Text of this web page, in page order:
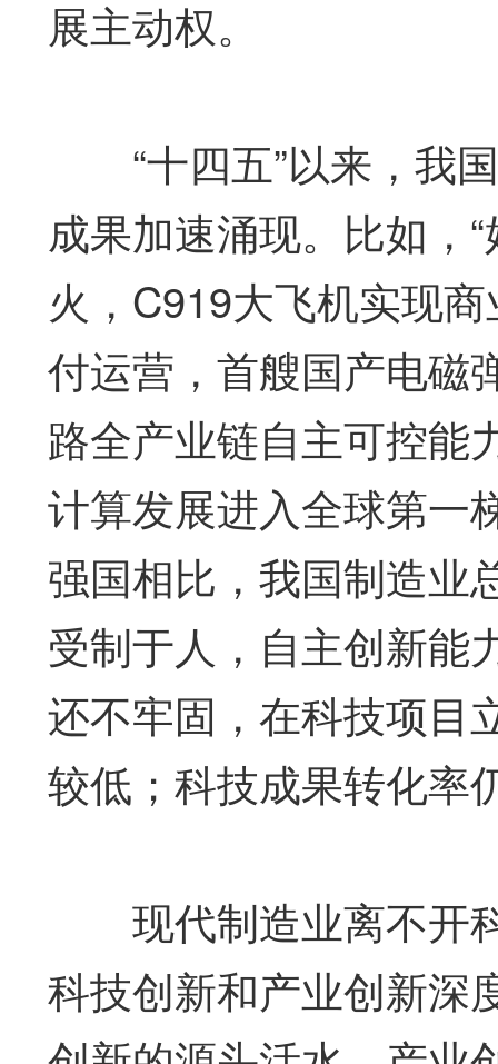
展主动权。
“十四五”以来，我国
成果加速涌现。比如，“
火，C919大飞机实现
付运营，首艘国产电磁
路全产业链自主可控能
计算发展进入全球第一
强国相比，我国制造业
受制于人，自主创新能
还不牢固，在科技项目
较低；科技成果转化率
现代制造业离不开
科技创新和产业创新深